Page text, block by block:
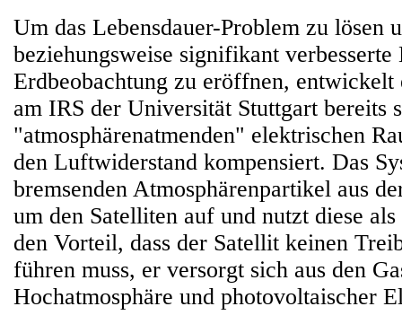
Um das Lebensdauer-Problem zu lösen
beziehungsweise signifikant
Erdbeobachtung zu eröffnen, entwickelt
am IRS der Universität Stuttgart bereits
"atmosphärenatmenden" elektrischen
den Luftwiderstand kompensiert. Das
bremsenden Atmosphärenpartikel aus
um den Satelliten auf und nutzt diese
den Vorteil, dass der Satellit keinen
führen muss, er versorgt sich aus den
Hochatmosphäre und photovoltaischer